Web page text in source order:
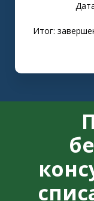
Итог: